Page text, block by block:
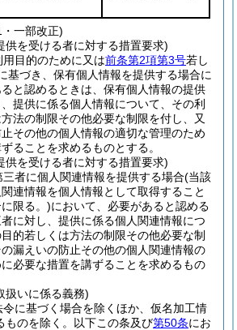
一部改正)
供を受ける者に対する措置要求)
目的のために又は前条第2項第3号若し
基づき、保有個人情報を提供する場合に
と認めるときは、保有個人情報の提供
提供に係る個人情報について、その利
法の制限その他必要な制限を付し、又
その他の個人情報の適切な管理のため
ることを求めるものとする。
供を受ける者に対する措置要求)
者に個人関連情報を提供する場合(当該
連情報を個人情報として取得すること
限る。)において、必要があると認める
に対し、提供に係る個人関連情報につ
的若しくは方法の制限その他必要な制
漏えいの防止その他の個人関連情報の
必要な措置を講ずることを求めるもの
扱いに係る義務)
令に基づく場合を除くほか、仮名加工情
ものを除く。以下この条及び第50条にお